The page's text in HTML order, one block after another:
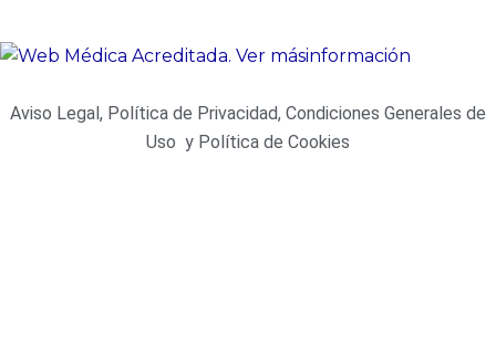
Aviso Legal, Política de Privacidad, Condiciones Generales de
Uso y Política de Cookies